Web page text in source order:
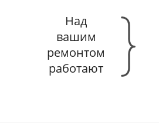
Над
вашим
ремонтом
работают